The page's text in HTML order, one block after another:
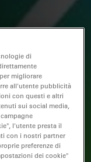
di
migliorare
all'utente pubblicità
con questi e altri
sui social media,
l'utente presta il
con i nostri partner
preferenze di
dei cookie"